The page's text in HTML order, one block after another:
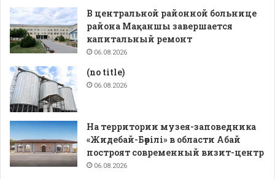
В центральной районной больнице
района Мақаншы завершается
капитальный ремонт
06.08.2026
(no title)
06.08.2026
На территории музея-заповедника
«Жидебай-Бөрілі» в области Абай
построят современный визит-центр
06.08.2026